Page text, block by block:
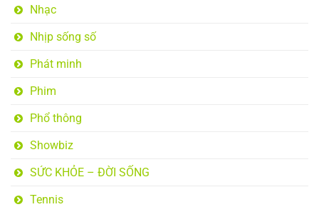
Nhạc
Nhịp sống số
Phát minh
Phim
Phổ thông
Showbiz
SỨC KHỎE – ĐỜI SỐNG
Tennis